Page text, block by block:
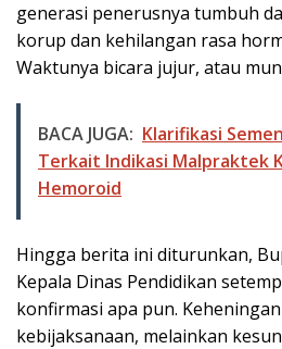
generasi penerusnya tumbuh
korup dan kehilangan rasa
Waktunya bicara jujur, atau
BACA JUGA: Klarifikasi
Terkait Indikasi Malpraktek
Hemoroid
Hingga berita ini diturunkan,
Kepala Dinas Pendidikan
konfirmasi apa pun.
kebijaksanaan, melainkan